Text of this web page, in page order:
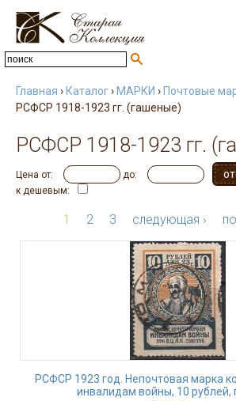
Главная › Каталог› МАРКИ › Почтовые
РСФСР 1918-1923 гг. (гашеные)
РСФСР 1918-1923 гг.
Цена от: до:
к дешевым:
1 2 3 следующая ›
РСФСР 1923 год. Непочтовая марка
инвалидам войны, 10 рублей,